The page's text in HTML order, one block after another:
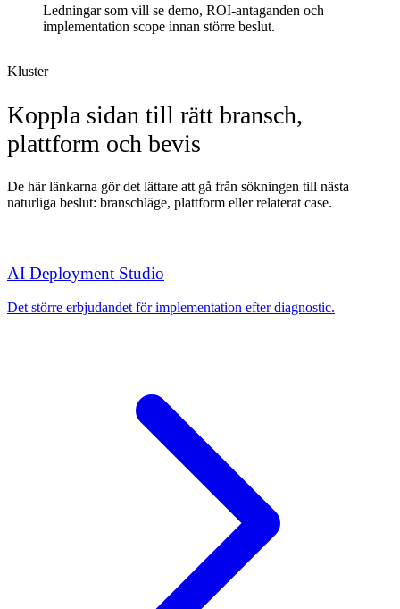
Ledningar som vill se demo, ROI-antaganden och
implementation scope innan större beslut.
Kluster
Koppla sidan till rätt bransch,
plattform och bevis
De här länkarna gör det lättare att gå från sökningen till nästa
naturliga beslut: branschläge, plattform eller relaterat case.
AI Deployment Studio
Det större erbjudandet för implementation efter diagnostic.